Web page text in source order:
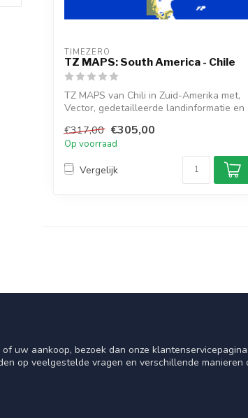
TIMEZERO
TZ MAPS: South America - Chile
TZ MAPS van Chili in Zuid-Amerika met,
Vector, gedetailleerde landinformatie en
€317,00 €305,00
Op voorraad
Vergelijk
uw aankoop, bezoek dan onze
op veelgestelde vragen en verschillende manieren